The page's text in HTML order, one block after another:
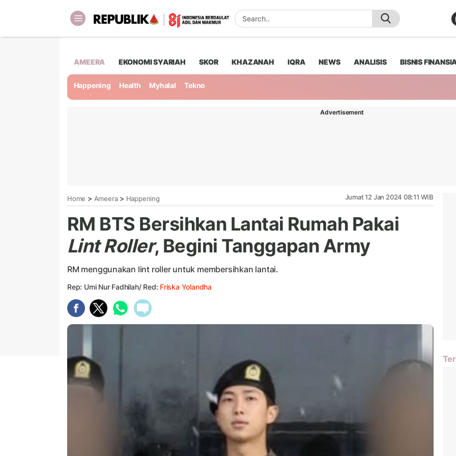
AMEERA EKONOMI SYARIAH SKOR KHAZANAH IQRA NEWS ANALISIS BISNIS
Happening Health Myhalal Tekno
Advertisement
Home > Ameera> Happening Jumat 12 Jan 2024 08:11 WIB
RM BTS Bersihkan Lantai Rumah Pakai
Lint Roller, Begini Tanggapan Army
RM menggunakan lint roller untuk membersihkan lantai.
Rep: Umi Nur Fadhilah/ Red: Friska Yolandha